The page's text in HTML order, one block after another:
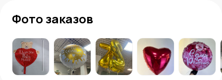
Фигурные шары в виде звезд или сердец станут
отличным подарком для любимой девушки. Это не
признание в любви, но такой сюрприз добавит
романтики и веселья вашей прогулке. Шарик
станет поводом для разговоров о детстве,
Фото заказов